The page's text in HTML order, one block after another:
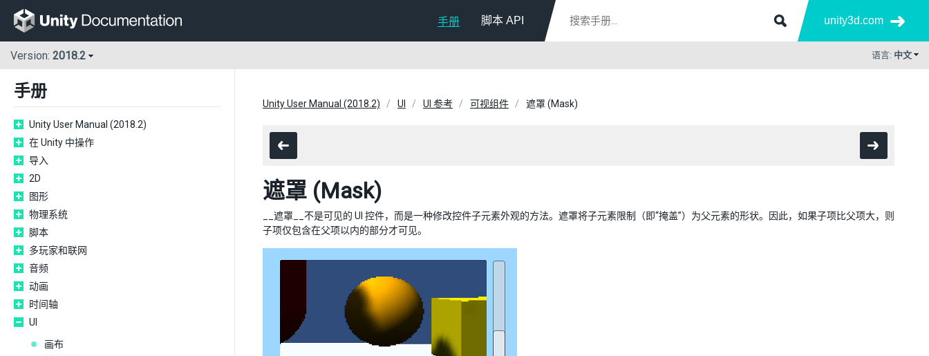
手册 脚本 API unity3d.com
Version: 2018.2 语言: 中文
手册
Unity User Manual (2018.2)
在 Unity 中操作
导入
2D
图形
物理系统
脚本
多玩家和联网
音频
动画
时间轴
UI
画布
Unity User Manual (2018.2) UI UI 参考 可视组件 遮罩 (Mask)
遮罩 (Mask)
__遮罩__不是可见的 UI 控件，而是一种修改控件子元素外观的方法。遮罩将子元素限制（即“掩盖”）为父元素的形状。因此，如果子项比父项大，则
子项仅包含在父项以内的部分才可见。